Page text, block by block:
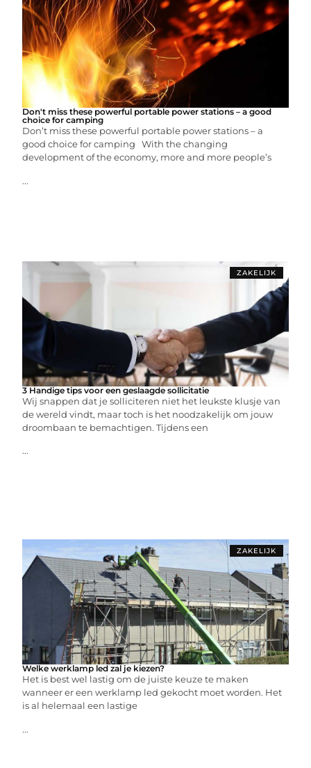
Don't miss these powerful portable power stations – a good
choice for camping
Don’t miss these powerful portable power stations – a
good choice for camping With the changing
development of the economy, more and more people’s
...
ZAKELIJK
3 Handige tips voor een geslaagde sollicitatie
Wij snappen dat je solliciteren niet het leukste klusje van
de wereld vindt, maar toch is het noodzakelijk om jouw
droombaan te bemachtigen. Tijdens een
...
ZAKELIJK
Welke werklamp led zal je kiezen?
Het is best wel lastig om de juiste keuze te maken
wanneer er een werklamp led gekocht moet worden. Het
is al helemaal een lastige
...